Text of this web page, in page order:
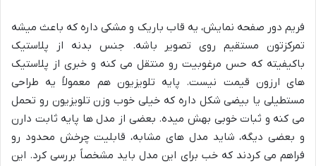
فریم دور صفحه نمایش، یه قاب باریک و مشکی داره که باعث میشه
تمرکزتون مستقیم روی تصویر باشه. جنس بدنه از پلاستیک
باکیفیته که حس مرغوبیت رو منتقل می کنه و خبری از پلاستیک
های ارزون قیمت نیست. پایه تلویزیون هم معمولاً یه طراحی
مستطیلی یا بیضی شکل داره که خیلی خوب وزن تلویزیون رو تحمل
می کنه و ثبات خوبی بهش میده. بعضی از مدل ها پایه ثابت دارن
و بعضی دیگه، شاید مدل های مشابه، قابلیت چرخش محدود رو
فراهم می کردند که خب برای این مدل باید مشخصاً بررسی کرد. این